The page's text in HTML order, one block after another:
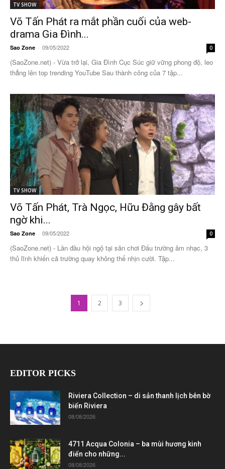
TV SHOW
Võ Tấn Phát ra mắt phần cuối của web-
drama Gia Đình...
Sao Zone - 09/05/2022 0
(SaoZone.net) - Vừa trở lại, Gia Đình Cục Súc giữ vững phong độ, leo
thẳng lên top trending YouTube Sau thành công của 7 tập...
TV SHOW
Võ Tấn Phát, Trà Ngọc, Hữu Đằng gây bất
ngờ khi...
Sao Zone - 09/05/2022 0
(SaoZone.net) - Lần đầu hội ngộ tại sân chơi Đấu trường âm nhạc, 3
thủ lĩnh khiến cả trường quay không thể nhịn cười. Tập...
1 2 3
EDITOR PICKS
Riviera Collection – di sản thanh lịch bên bờ
biển Riviera
08/08/2026
4711 Acqua Colonia – ba mùi hương kinh
điển cho những...
08/08/2026